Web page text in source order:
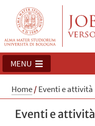
MENU
Home/Eventi e attività
Eventi e attività